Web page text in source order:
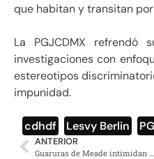
que habitan y transitan
La PGJCDMX refrendó
investigaciones con
estereotipos
impunidad.
cdhdf Lesvy Berlin
ANTERIOR